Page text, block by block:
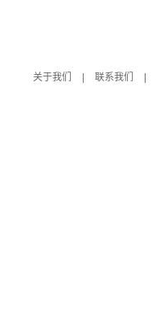
关于我们
联系我们